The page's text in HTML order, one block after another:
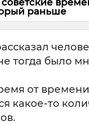
раньше
тогда было
от
какое-то